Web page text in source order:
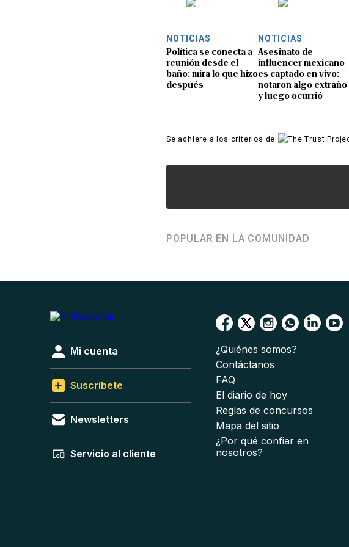
NOTICIAS
Política se conecta a
reunión desde el
baño: mira lo que hizo
después
NOTICIAS
Asesinato de
influencer mexicano
es captado en vivo:
notaron algo extraño
y luego ocurrió
Se adhiere a los criterios de
POPULAR EN LA COMUNIDAD
Mi cuenta
Suscríbete
Newsletters
Servicio al cliente
¿Quiénes somos?
Contáctanos
FAQ
El diario de hoy
Reglas de concursos
Mapa del sitio
¿Por qué confiar en
nosotros?